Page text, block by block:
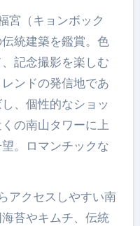
宮（キョンボック
統建築を鑑賞。色
記念撮影を楽しむ
ンドの発信地であ
、個性的なショッ
の南山タワーに上
。ロマンチックな
アクセスしやすい南
苔やキムチ、伝統